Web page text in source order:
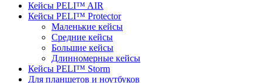
Кейсы PELI™ AIR
Кейсы PELI™ Protector
Маленькие кейсы
Средние кейсы
Большие кейсы
Длинномерные кейсы
Кейсы PELI™ Storm
Для планшетов и ноутбуков